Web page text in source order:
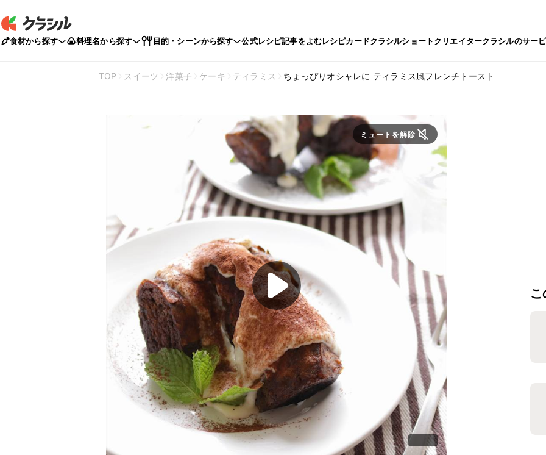
食材から探す 料理名から探す 目的・シーンから探す 公式レシピ記事をよむレシピカードクラシルショートクリエイタークラシルのサー
TOP スイーツ 洋菓子 ケーキ ティラミス ちょっぴりオシャレに ティラミス風フレンチトースト
ミュートを解除